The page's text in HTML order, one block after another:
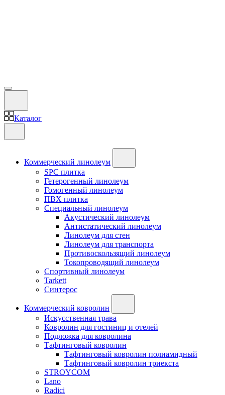
Каталог
Коммерческий линолеум
SPC плитка
Гетерогенный линолеум
Гомогенный линолеум
ПВХ плитка
Специальный линолеум
Акустический линолеум
Антистатический линолеум
Линолеум для стен
Линолеум для транспорта
Противоскользящий линолеум
Токопроводящий линолеум
Спортивный линолеум
Tarkett
Синтерос
Коммерческий ковролин
Искусственная трава
Ковролин для гостиниц и отелей
Подложка для ковролина
Тафтинговый ковролин
Тафтинговый ковролин полиамидный
Тафтинговый ковролин триекста
STROYCOM
Lano
Radici